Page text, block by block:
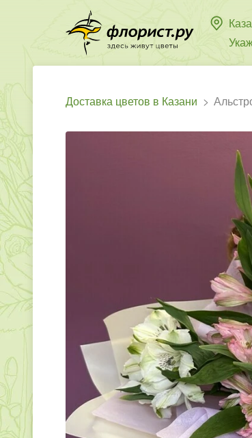
Доставка цветов в Казани